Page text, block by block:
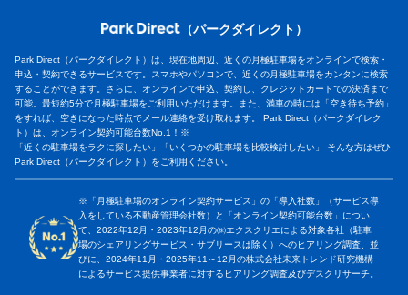
（パークダイレクト）
Park Direct（パークダイレクト）は、現在地周辺、近くの月極駐車場をオンラインで検索・
申込・契約できるサービスです。スマホやパソコンで、近くの月極駐車場をカンタンに検索
することができます。さらに、オンラインで申込、契約し、クレジットカードでの決済まで
可能。最短約5分で月極駐車場をご利用いただけます。また、満車の時には「空き待ち予約」
をすれば、空きになった時点でメール連絡を受け取れます。 Park Direct（パークダイレク
ト）は、オンライン契約可能台数No.1！※
「近くの駐車場をラクに探したい」「いくつかの駐車場を比較検討したい」 そんな方はぜひ
Park Direct（パークダイレクト）をご利用ください。
※「月極駐車場のオンライン契約サービス」の「導入社数」（サービス導
入をしている不動産管理会社数）と「オンライン契約可能台数」につい
て、2022年12月・2023年12月の㈱エクスクリエによる対象各社（駐車
場のシェアリングサービス・サブリースは除く）へのヒアリング調査、並
びに、2024年11月・2025年11～12月の株式会社未来トレンド研究機構
によるサービス提供事業者に対するヒアリング調査及びデスクリサーチ。